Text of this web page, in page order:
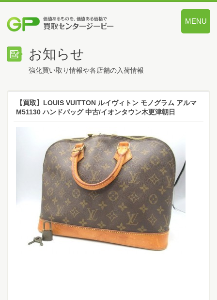
MENU
お知らせ
強化買い取り情報や各店舗の入荷情報
【買取】LOUIS VUITTON ルイヴィトン モノグラム アルマ
M51130 ハンドバッグ 中古/イオンタウン木更津朝日